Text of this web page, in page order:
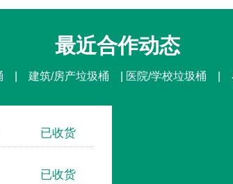
最近合作动态
| 建筑/房产垃圾桶 | 医院/学校垃圾桶 |
已收货
已收货